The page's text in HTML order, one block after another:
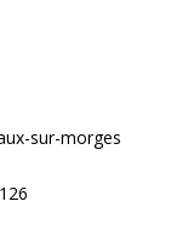
sur-morges